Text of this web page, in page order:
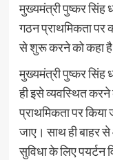
मुख्यमंत्री पुष्कर सिंह
गठन प्राथमिकता पर
से शुरू करने को कहा
मुख्यमंत्री पुष्कर सिंह
ही इसे व्यवस्थित करने
प्राथमिकता पर किया
जाए। साथ ही बाहर से
सुविधा के लिए